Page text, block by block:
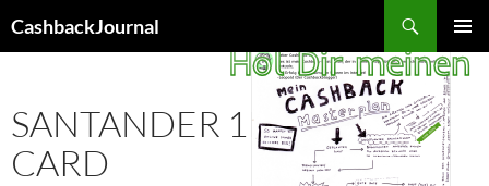
Inhalt
CashbackJournal
MENÜ
SANTANDER 1PLUS VISA
CARD